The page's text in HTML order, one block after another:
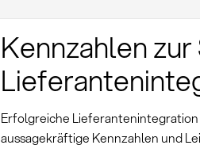
Kennzahlen
Erfolgreiche
aussagekräftige Kennzahlen und